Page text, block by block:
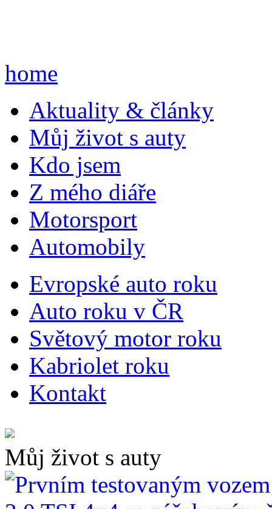
home
Aktuality & články
Můj život s auty
Kdo jsem
Z mého diáře
Motorsport
Automobily
Evropské auto roku
Auto roku v ČR
Světový motor roku
Kabriolet roku
Kontakt
Můj život s auty